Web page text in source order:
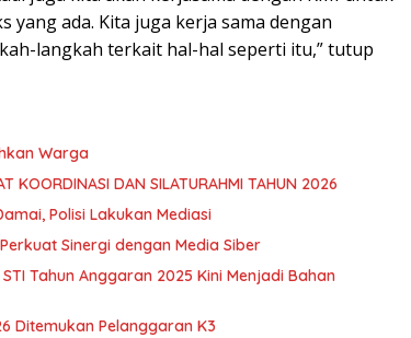
ada. Kita juga kerja sama dengan
langkah terkait hal-hal seperti itu,” tutup
Warga
KOORDINASI DAN SILATURAHMI TAHUN 2026
Polisi Lakukan Mediasi
Sinergi dengan Media Siber
Tahun Anggaran 2025 Kini Menjadi Bahan
Ditemukan Pelanggaran K3